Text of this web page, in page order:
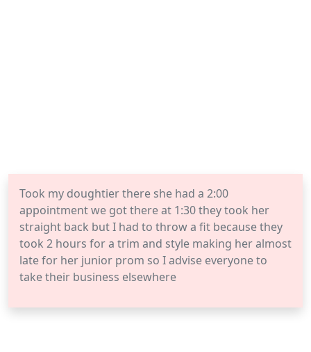
Took my doughtier there she had a 2:00
appointment we got there at 1:30 they took her
straight back but I had to throw a fit because they
took 2 hours for a trim and style making her almost
late for her junior prom so I advise everyone to
take their business elsewhere